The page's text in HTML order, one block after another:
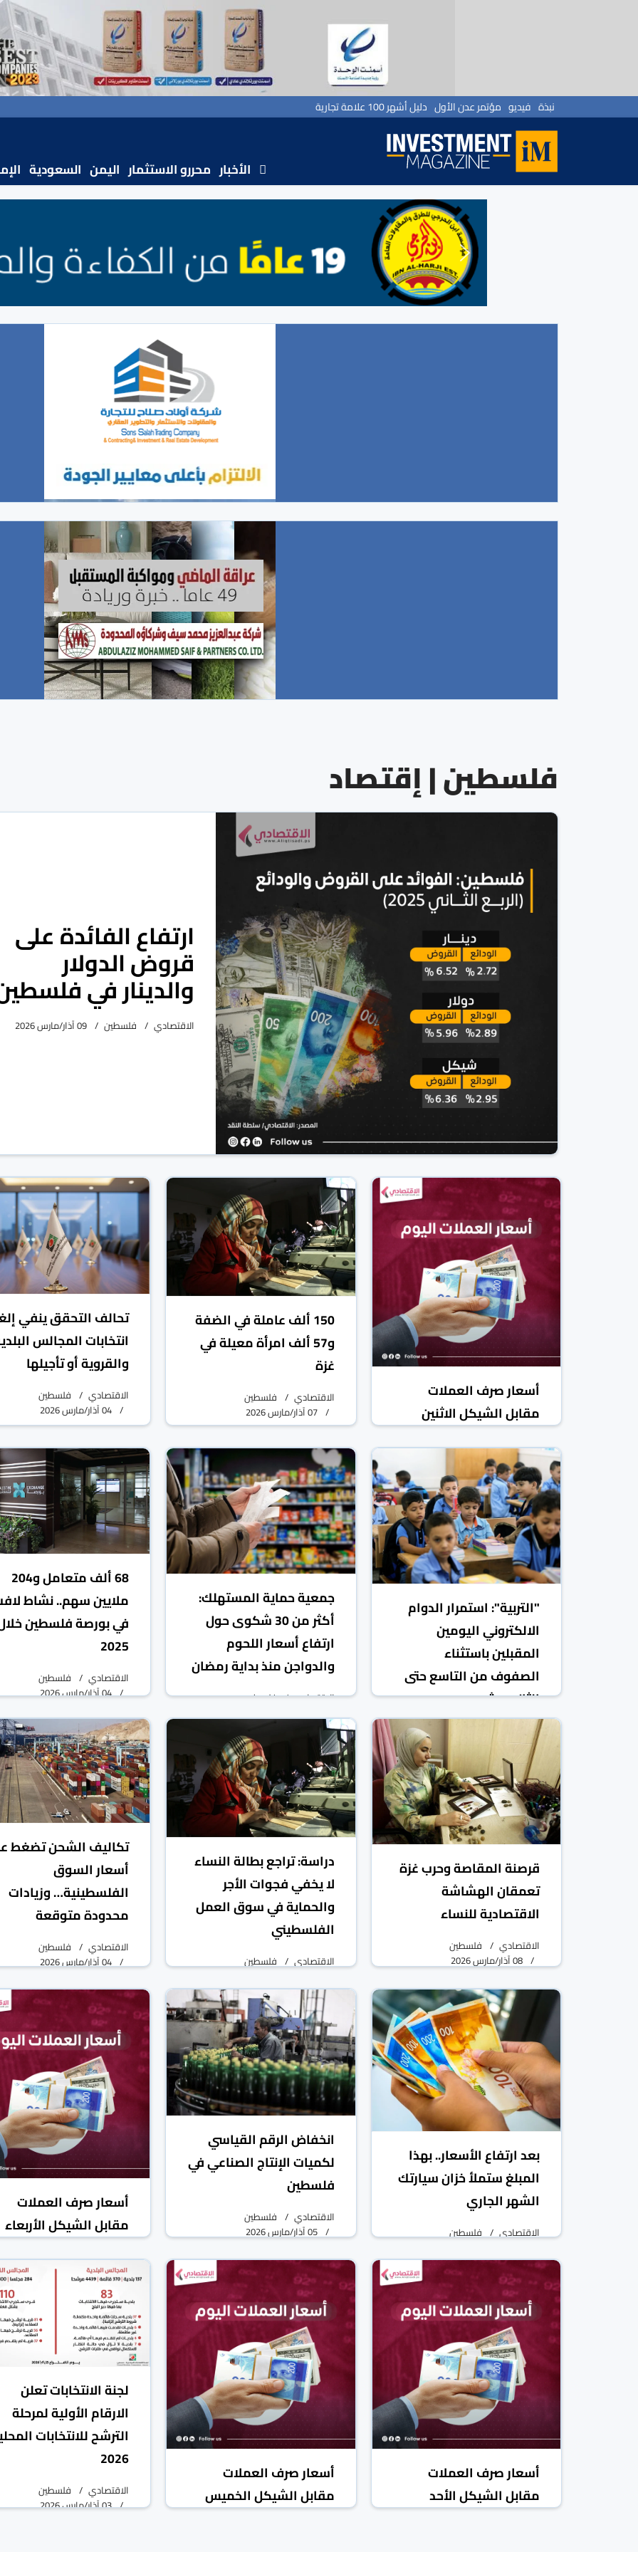
نبذة فيديو مؤتمر عدن الأول دليل أشهر 100 علامة تجارية
الأخبار محررو الاستثمار اليمن السعودية
فلسطين | إقتصاد
ارتفاع الفائدة على
قروض الدولار
والدينار في
الاقتصادي فلسطين 09 آذار/مارس 2026
أسعار صرف العملات
مقابل الشيكل الاثنين
الاقتصادي
فلسطين
09 آذار/مارس 2026
150 ألف عاملة في الضفة
و57 ألف امرأة معيلة في
غزة
الاقتصادي
فلسطين
07 آذار/مارس 2026
تحالف التحقق ينفي
انتخابات المجالس
والقروية أو تأجيلها
الاقتصادي
فلسطين
04 آذار/مارس 2026
"التربية": استمرار الدوام
الالكتروني اليومين
المقبلين باستثناء
الصفوف من التاسع حتى
الثاني عشر
الاقتصادي
08 آذار/مارس 2026
جمعية حماية المستهلك:
أكثر من 30 شكوى حول
ارتفاع أسعار اللحوم
والدواجن منذ بداية رمضان
الاقتصادي
فلسطين
68 ألف متعامل و204
ملايين سهم.. نشاط
في بورصة فلسطين
2025
الاقتصادي
فلسطين
04 آذار/مارس 2026
قرصنة المقاصة وحرب غزة
تعمقان الهشاشة
الاقتصادية للنساء
الاقتصادي
فلسطين
08 آذار/مارس 2026
دراسة: تراجع بطالة النساء
لا يخفي فجوات الأجر
والحماية في سوق العمل
الفلسطيني
الاقتصادي
فلسطين
تكاليف الشحن تضغط
أسعار السوق
الفلسطينية… وزيادات
محدودة متوقعة
الاقتصادي
فلسطين
04 آذار/مارس 2026
بعد ارتفاع الأسعار.. بهذا
المبلغ ستملأ خزان سيارتك
الشهر الجاري
الاقتصادي
فلسطين
انخفاض الرقم القياسي
لكميات الإنتاج الصناعي في
فلسطين
الاقتصادي
فلسطين
05 آذار/مارس 2026
أسعار صرف العملات
مقابل الشيكل الأربعاء
الاقتصادي
فلسطين
04 آذار/مارس 2026
أسعار صرف العملات
مقابل الشيكل الأحد
أسعار صرف العملات
مقابل الشيكل الخميس
لجنة الانتخابات تعلن
الارقام الأولية لمرحلة
الترشح للانتخابات
2026
الاقتصادي
فلسطين
03 آذار/مارس 2026